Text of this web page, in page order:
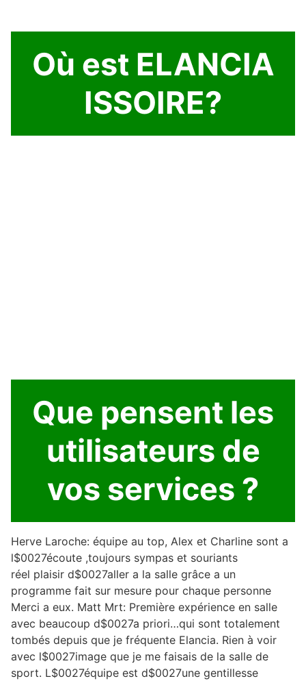
Où est ELANCIA
ISSOIRE?
Que pensent les
utilisateurs de
vos services ?
Herve Laroche: équipe au top, Alex et Charline sont a
l$0027écoute ,toujours sympas et souriants
réel plaisir d$0027aller a la salle grâce a un
programme fait sur mesure pour chaque personne
Merci a eux. Matt Mrt: Première expérience en salle
avec beaucoup d$0027a priori…qui sont totalement
tombés depuis que je fréquente Elancia. Rien à voir
avec l$0027image que je me faisais de la salle de
sport. L$0027équipe est d$0027une gentillesse